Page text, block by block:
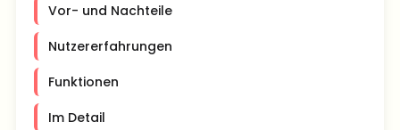
Vor- und Nachteile
Nutzererfahrungen
Funktionen
Im Detail